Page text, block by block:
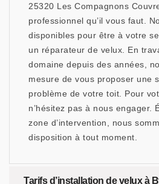
25320 Les Compagnons
professionnel qu’il vous faut.
disponibles pour être à votre
un réparateur de velux. En
domaine depuis des années,
mesure de vous proposer une
problème de votre toit. Pour
n’hésitez pas à nous engager.
zone d’intervention, nous
disposition à tout moment.
Tarifs d’installation de velux à